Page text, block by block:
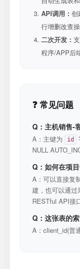
API调用： 创
行增删改查
二次开发：
程序/APP后
❓ 常见问题
Q：主机销售-
A：主键为 id
NULL
Q：如何在项
A：可以直接复
建，也可以通
RESTful API接
Q：这张表的
A：client_id(普